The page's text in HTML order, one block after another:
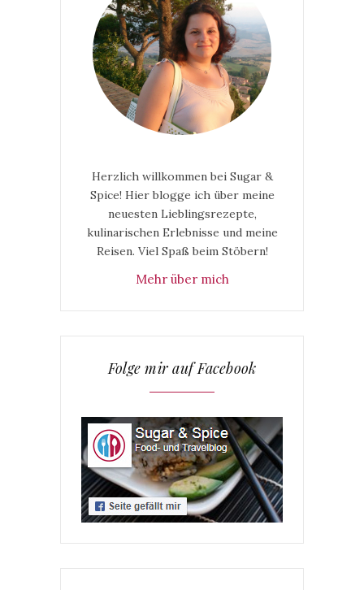
Herzlich willkommen bei Sugar &
Spice! Hier blogge ich über meine
neuesten Lieblingsrezepte,
kulinarischen Erlebnisse und meine
Reisen. Viel Spaß beim Stöbern!
Mehr über mich
Folge mir auf Facebook